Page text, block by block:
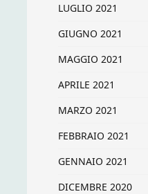
LUGLIO 2021
GIUGNO 2021
MAGGIO 2021
APRILE 2021
MARZO 2021
FEBBRAIO 2021
GENNAIO 2021
DICEMBRE 2020